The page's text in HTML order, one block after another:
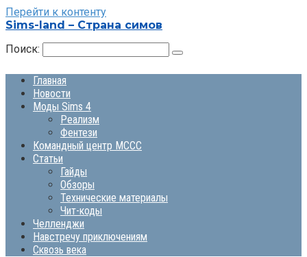
Перейти к контенту
Sims-land – Страна симов
Поиск:
Главная
Новости
Моды Sims 4
Реализм
Фентези
Командный центр MCCC
Статьи
Гайды
Обзоры
Технические материалы
Чит-коды
Челленджи
Навстречу приключениям
Сквозь века